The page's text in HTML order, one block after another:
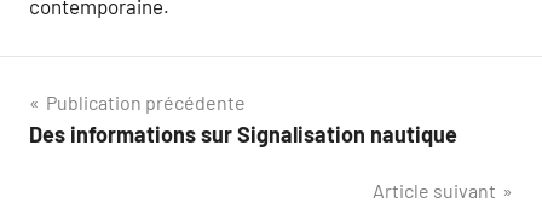
contemporaine.
Navigation
de
Publication précédente
Des informations sur Signalisation nautique
Article suivant